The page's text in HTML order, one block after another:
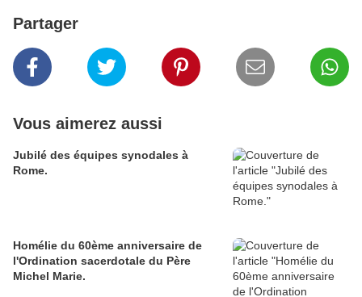
Partager
Vous aimerez aussi
Jubilé des équipes synodales à
Rome.
Homélie du 60ème anniversaire de
l'Ordination sacerdotale du Père
Michel Marie.